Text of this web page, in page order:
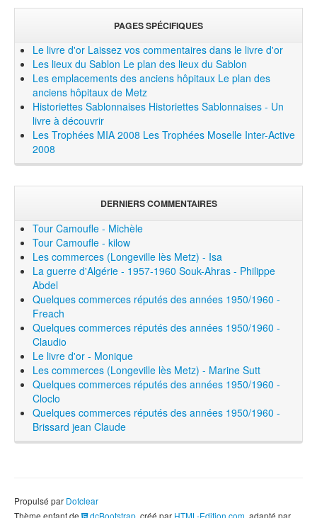
PAGES SPÉCIFIQUES
Le livre d'or Laissez vos commentaires dans le livre d'or
Les lieux du Sablon Le plan des lieux du Sablon
Les emplacements des anciens hôpitaux Le plan des
anciens hôpitaux de Metz
Historiettes Sablonnaises Historiettes Sablonnaises - Un
livre à découvrir
Les Trophées MIA 2008 Les Trophées Moselle Inter-Active
2008
DERNIERS COMMENTAIRES
Tour Camoufle - Michèle
Tour Camoufle - kilow
Les commerces (Longeville lès Metz) - Isa
La guerre d'Algérie - 1957-1960 Souk-Ahras - Philippe
Abdel
Quelques commerces réputés des années 1950/1960 -
Freach
Quelques commerces réputés des années 1950/1960 -
Claudio
Le livre d'or - Monique
Les commerces (Longeville lès Metz) - Marine Sutt
Quelques commerces réputés des années 1950/1960 -
Cloclo
Quelques commerces réputés des années 1950/1960 -
Brissard jean Claude
Propulsé par Dotclear
Thème enfant de
dcBootstrap , créé par HTML-Edition.com , adapté par